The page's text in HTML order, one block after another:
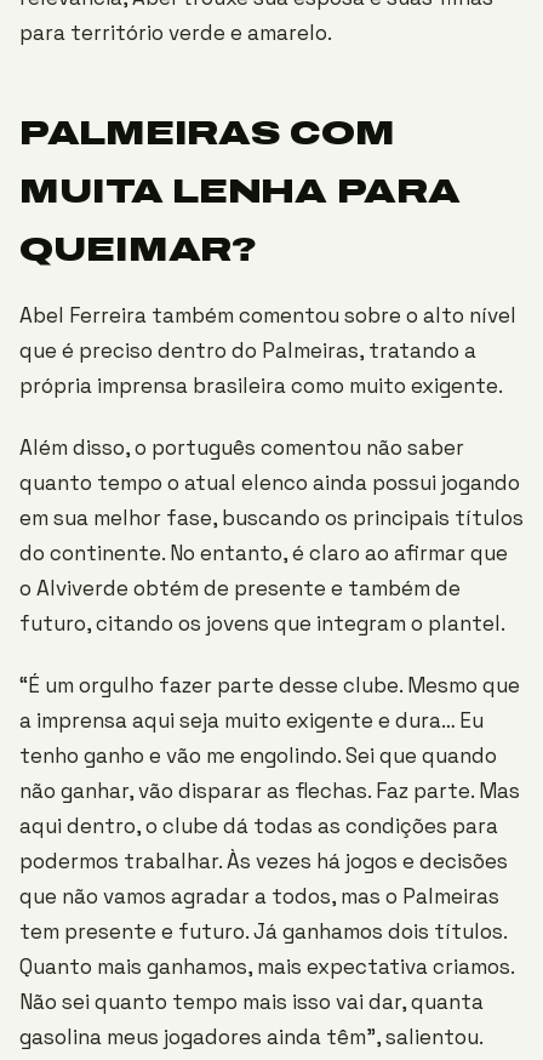
para território verde e amarelo.
PALMEIRAS COM
MUITA LENHA PARA
QUEIMAR?
Abel Ferreira também comentou sobre o alto nível
que é preciso dentro do Palmeiras, tratando a
própria imprensa brasileira como muito exigente.
Além disso, o português comentou não saber
quanto tempo o atual elenco ainda possui jogando
em sua melhor fase, buscando os principais títulos
do continente. No entanto, é claro ao afirmar que
o Alviverde obtém de presente e também de
futuro, citando os jovens que integram o plantel.
“É um orgulho fazer parte desse clube. Mesmo que
a imprensa aqui seja muito exigente e dura… Eu
tenho ganho e vão me engolindo. Sei que quando
não ganhar, vão disparar as flechas. Faz parte. Mas
aqui dentro, o clube dá todas as condições para
podermos trabalhar. Às vezes há jogos e decisões
que não vamos agradar a todos, mas o Palmeiras
tem presente e futuro. Já ganhamos dois títulos.
Quanto mais ganhamos, mais expectativa criamos.
Não sei quanto tempo mais isso vai dar, quanta
gasolina meus jogadores ainda têm”, salientou.